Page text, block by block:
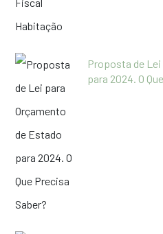
Proposta de
para 2024. O